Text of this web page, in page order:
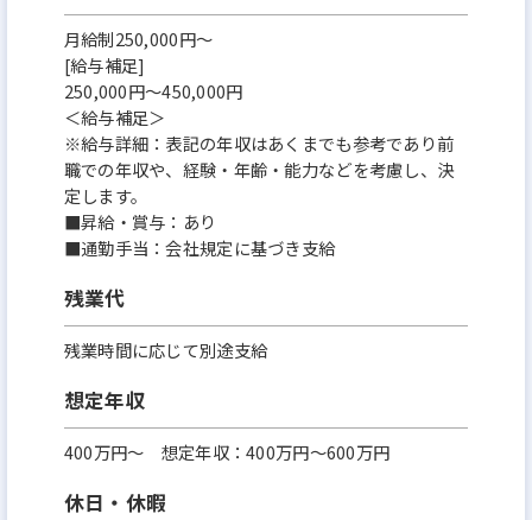
月給制250,000円～
[給与補足]
250,000円～450,000円
＜給与補足＞
※給与詳細：表記の年収はあくまでも参考であり前
職での年収や、経験・年齢・能力などを考慮し、決
定します。
■昇給・賞与：あり
■通勤手当：会社規定に基づき支給
残業代
残業時間に応じて別途支給
想定年収
400万円〜 想定年収：400万円～600万円
休日・休暇